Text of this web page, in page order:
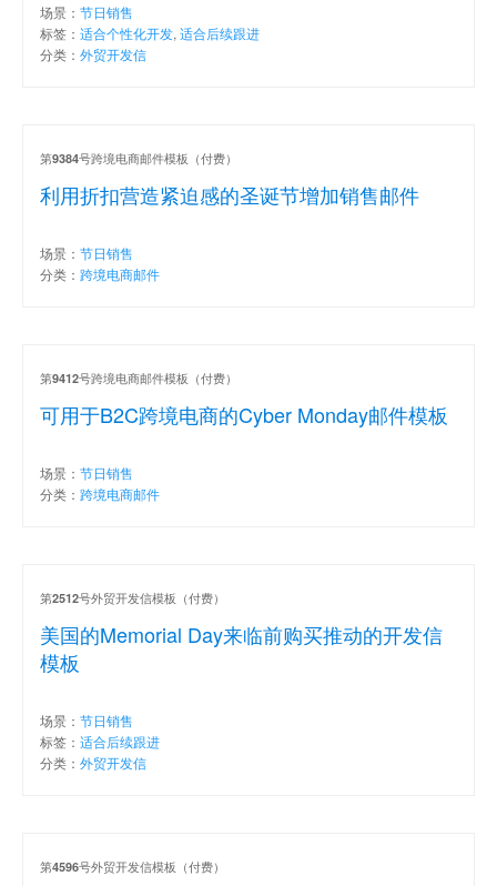
场景： 节日销售
标签： 适合个性化开发, 适合后续跟进
分类： 外贸开发信
利用折扣营造紧迫感的圣诞节增加销售邮件
第9384号跨境电商邮件模板（付费）
场景： 节日销售
分类： 跨境电商邮件
可用于B2C跨境电商的Cyber Monday邮件模板
第9412号跨境电商邮件模板（付费）
场景： 节日销售
分类： 跨境电商邮件
美国的Memorial Day来临前购买推动的开发信
模板
第2512号外贸开发信模板（付费）
场景： 节日销售
标签： 适合后续跟进
分类： 外贸开发信
第4596号外贸开发信模板（付费）